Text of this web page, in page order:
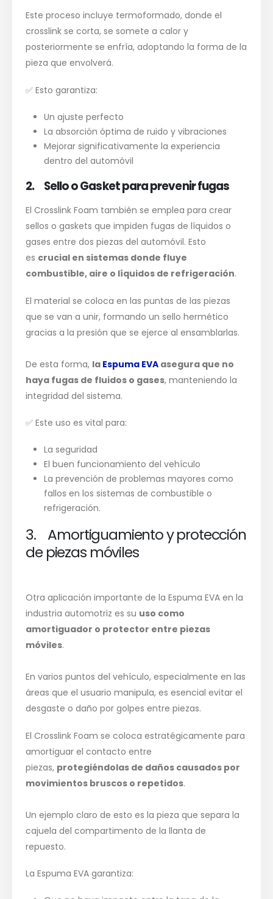
Este proceso incluye termoformado, donde el
crosslink se corta, se somete a calor y
posteriormente se enfría, adoptando la forma de la
pieza que envolverá.
✅ Esto garantiza:
Un ajuste perfecto
La absorción óptima de ruido y vibraciones
Mejorar significativamente la experiencia
dentro del automóvil
2. Sello o Gasket para prevenir fugas
El Crosslink Foam también se emplea para crear
sellos o gaskets que impiden fugas de líquidos o
gases entre dos piezas del automóvil. Esto
es crucial en sistemas donde fluye
combustible, aire o líquidos de refrigeración.
El material se coloca en las puntas de las piezas
que se van a unir, formando un sello hermético
gracias a la presión que se ejerce al ensamblarlas.
De esta forma, la Espuma EVA asegura que no
haya fugas de fluidos o gases, manteniendo la
integridad del sistema.
✅ Este uso es vital para:
La seguridad
El buen funcionamiento del vehículo
La prevención de problemas mayores como
fallos en los sistemas de combustible o
refrigeración.
3. Amortiguamiento y protección
de piezas móviles
Otra aplicación importante de la Espuma EVA en la
industria automotriz es su uso como
amortiguador o protector entre piezas
móviles.
En varios puntos del vehículo, especialmente en las
áreas que el usuario manipula, es esencial evitar el
desgaste o daño por golpes entre piezas.
El Crosslink Foam se coloca estratégicamente para
amortiguar el contacto entre
piezas, protegiéndolas de daños causados por
movimientos bruscos o repetidos.
Un ejemplo claro de esto es la pieza que separa la
cajuela del compartimento de la llanta de
repuesto.
La Espuma EVA garantiza: